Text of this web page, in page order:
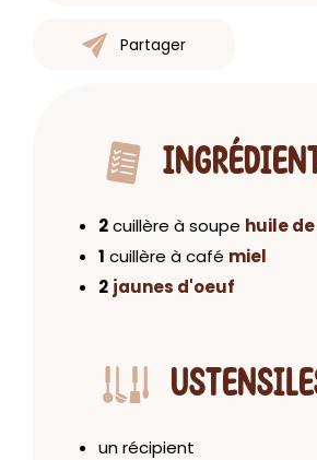
Partager
2cuillère à soupe huile
1 cuillère à café miel
2 jaunes d'oeuf
un récipient